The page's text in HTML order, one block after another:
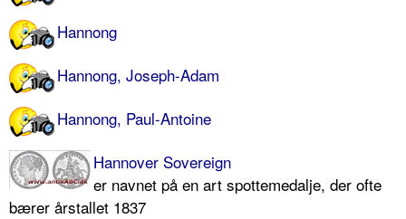
Hannong
Hannong, Joseph-Adam
Hannong, Paul-Antoine
Hannover Sovereign
er navnet på en art spottemedalje, der ofte
bærer årstallet 1837